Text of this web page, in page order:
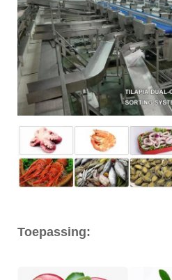
Toepassing: